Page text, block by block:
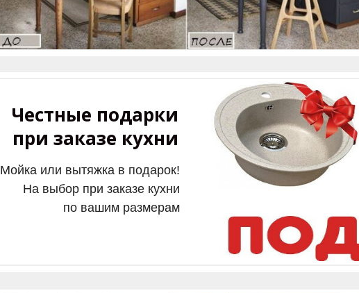
Мойка или вытяжка в подарок!
На выбор при заказе кухни
по вашим размерам
Честные подарки
при заказе кухни